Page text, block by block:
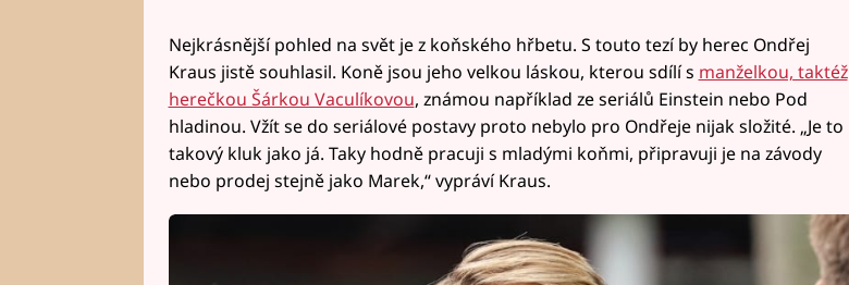
Nejkrásnější pohled na svět je z koňského hřbetu. S touto tezí by herec Ondřej
Kraus jistě souhlasil. Koně jsou jeho velkou láskou, kterou sdílí s manželkou, taktéž
herečkou Šárkou Vaculíkovou, známou například ze seriálů Einstein nebo Pod
hladinou. Vžít se do seriálové postavy proto nebylo pro Ondřeje nijak složité. „Je to
takový kluk jako já. Taky hodně pracuji s mladými koňmi, připravuji je na závody
nebo prodej stejně jako Marek,“ vypráví Kraus.